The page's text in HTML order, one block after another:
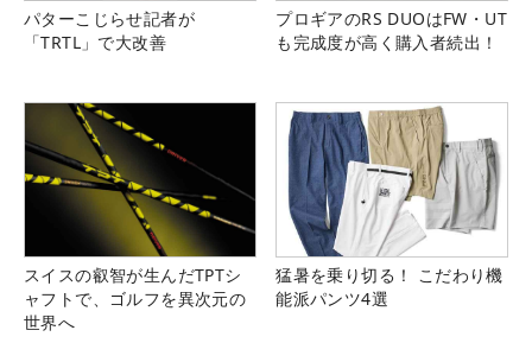
パターこじらせ記者が
「TRTL」で大改善
プロギアのRS DUOはFW・UT
も完成度が高く購入者続出！
スイスの叡智が生んだTPTシ
ャフトで、ゴルフを異次元の
世界へ
猛暑を乗り切る！ こだわり機
能派パンツ4選